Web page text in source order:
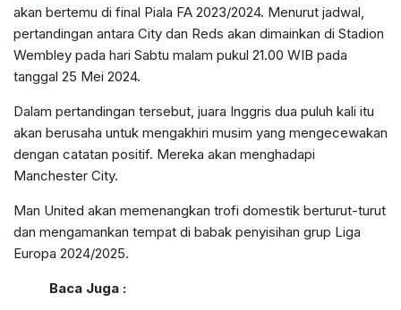
akan bertemu di final Piala FA 2023/2024. Menurut jadwal,
pertandingan antara City dan Reds akan dimainkan di Stadion
Wembley pada hari Sabtu malam pukul 21.00 WIB pada
tanggal 25 Mei 2024.
Dalam pertandingan tersebut, juara Inggris dua puluh kali itu
akan berusaha untuk mengakhiri musim yang mengecewakan
dengan catatan positif. Mereka akan menghadapi
Manchester City.
Man United akan memenangkan trofi domestik berturut-turut
dan mengamankan tempat di babak penyisihan grup Liga
Europa 2024/2025.
Baca Juga :